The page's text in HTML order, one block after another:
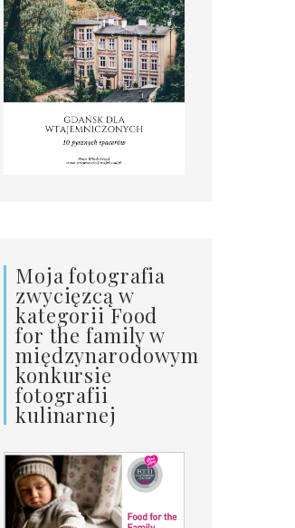
Moja fotografia
zwycięzcą w
kategorii Food
for the family w
międzynarodowym
konkursie
fotografii
kulinarnej